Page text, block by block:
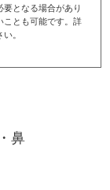
要となる場合があり
ことも可能です。詳
。
鼻